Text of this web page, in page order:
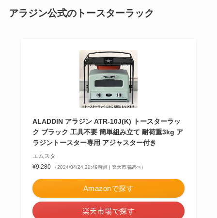
アラジン公式のトースターラック
ALADDIN アラジン ATR-10J(K) トースターラッ
ク ブラック 工具不要 簡単組み立て 耐荷重3kg ア
ラジントースター専用 アジャスター付き
エムスタ
¥9,280
（2024/04/24 20:49時点 | 楽天市場調べ）
Amazonで探す
楽天市場で探す